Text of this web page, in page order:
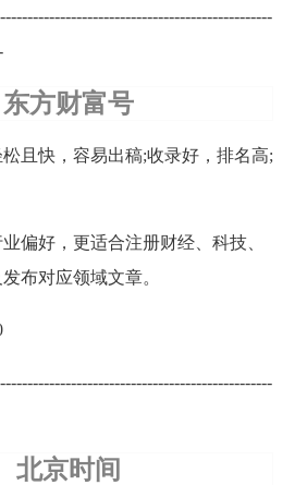
东方财富号
且快，容易出稿;收录好，排名高;
偏好，更适合注册财经、科技、
布对应领域文章。
北京时间